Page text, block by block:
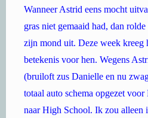
Wanneer Astrid eens mocht
gras niet gemaaid had, dan
zijn mond uit. Deze week kreeg
betekenis voor hen. Wegens
(bruiloft zus Danielle en nu
totaal auto schema opgezet voor
naar High School. Ik zou alleen